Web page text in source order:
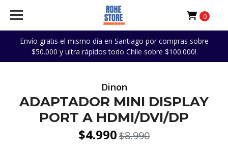
Envío gratis el mismo día en Santiago por compras sobre
$50.000 y ultra rápidos todo Chile sobre $100.000!
0
Dinon
ADAPTADOR MINI DISPLAY
PORT A HDMI/DVI/DP
$4.990$8.990